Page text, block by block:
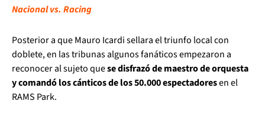
Nacional vs. Racing
Posterior a que Mauro Icardi sellara el triunfo local con
doblete, en las tribunas algunos fanáticos empezaron a
reconocer al sujeto quese disfrazó de maestro de orquesta
y comandó los cánticos de los 50.000 espectadoresen el
RAMS Park.